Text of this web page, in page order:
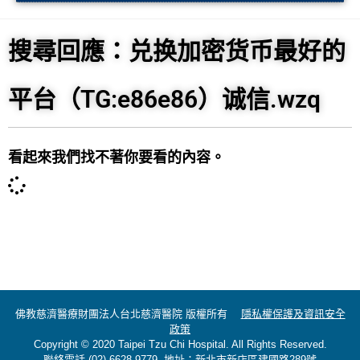
搜尋回應：兑换加密货币最好的
平台（TG:e86e86）诚信.wzq
看起來我們找不著你要看的內容。
佛教慈濟醫療財團法人台北慈濟醫院 版權所有 隱私權保護及資訊安全
政策
Copyright © 2020 Taipei Tzu Chi Hospital. All Rights Reserved.